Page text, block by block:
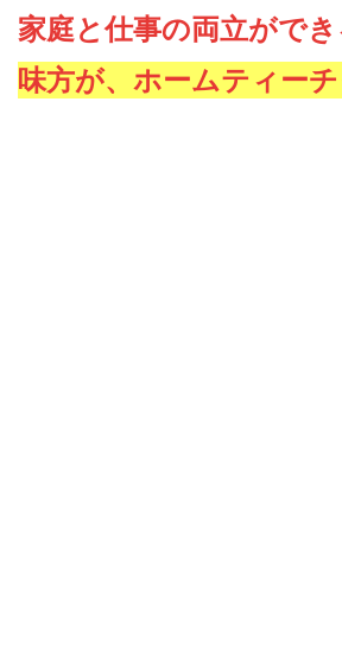
家庭と仕事の両立ができ
味方が、ホームティー